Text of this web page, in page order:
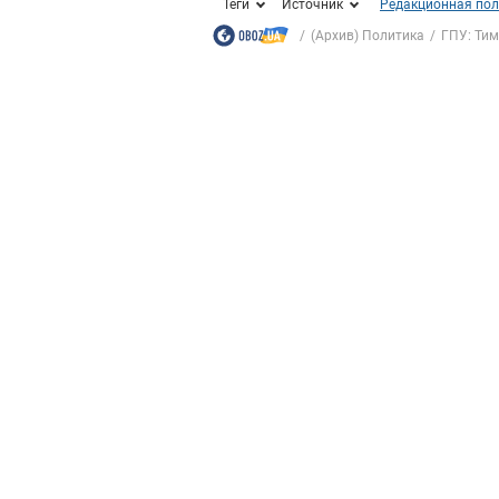
Теги Источник
Редакционная
(Архив) Политика
ГПУ: